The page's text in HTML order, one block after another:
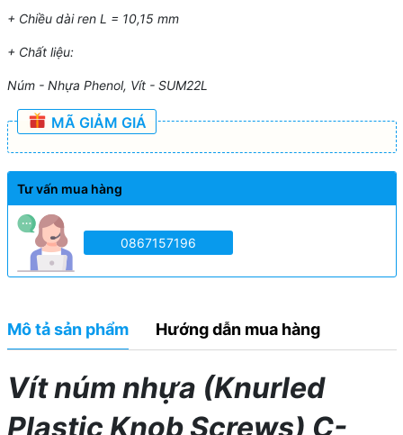
+ Chiều dài ren L = 10,15 mm
+ Chất liệu:
Núm - Nhựa Phenol, Vít - SUM22L
MÃ GIẢM GIÁ
Tư vấn mua hàng
0867157196
Mô tả sản phẩm Hướng dẫn mua hàng
Vít núm nhựa (Knurled
Plastic Knob Screws) C-